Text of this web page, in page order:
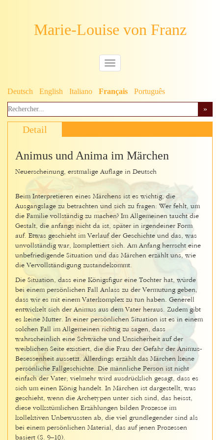
Marie-Louise von Franz
Deutsch English Italiano Français Português
Detail
Animus und Anima im Märchen
Neuerscheinung, erstmalige Auflage in Deutsch
Beim Interpretieren eines Märchens ist es wichtig, die
Ausgangslage zu betrachten und sich zu fragen: Wer fehlt, um
die Familie vollständig zu machen? Im Allgemeinen taucht die
Gestalt, die anfangs nicht da ist, später in irgendeiner Form
auf. Etwas geschieht im Verlauf der Geschichte und das, was
unvollständig war, komplettiert sich. Am Anfang herrscht eine
unbefriedigende Situation und das Märchen erzählt uns, wie
die Vervollständigung zustandekommt.
Die Situation, dass eine Königsfigur eine Tochter hat, würde
bei einem persönlichen Fall Anlass zu der Vermutung geben,
dass wir es mit einem Vaterkomplex zu tun haben. Generell
entwickelt sich der Animus aus dem Vater heraus. Zudem gibt
es keine Mutter. In einer persönlichen Situation ist es in einem
solchen Fall im Allgemeinen richtig zu sagen, dass
wahrscheinlich eine Schwäche und Unsicherheit auf der
weiblichen Seite existiert, die die Frau der Gefahr der Animus-
Besessenheit aussetzt. Allerdings erzählt das Märchen keine
persönliche Fallgeschichte. Die männliche Person ist nicht
einfach der Vater; vielmehr wird ausdrücklich gesagt, dass es
sich um einen König handelt. In Märchen ist dargestellt, was
geschieht, wenn die Archetypen unter sich sind, das heisst,
diese volkstümlichen Erzählungen bilden Prozesse im
kollektiven Unbewussten ab, die viel grundlegender sind als
bei einem persönlichen Material, das auf jenen Prozessen
basiert (S. 9–10).